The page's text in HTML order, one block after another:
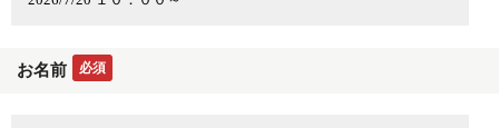
お名前 必須